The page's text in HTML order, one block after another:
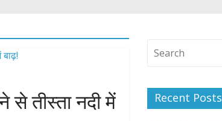
तीस्ता नदी में
Recent Posts